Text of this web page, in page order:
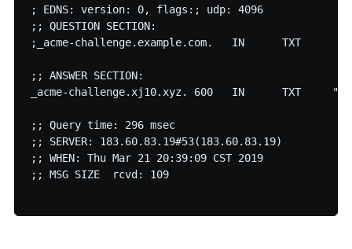
; EDNS: version: 0, flags:; udp: 4096
;; QUESTION SECTION:
;_acme-challenge.example.com.	IN	TXT
;; ANSWER SECTION:
_acme-challenge.xj10.xyz. 600	IN	TXT	"c1tiuYabTeauuA3Byjc6Sdn7vbBPjwXZkdZDnry5wvg"
;; Query time: 296 msec
;; SERVER: 183.60.83.19#53(183.60.83.19)
;; WHEN: Thu Mar 21 20:39:09 CST 2019
;; MSG SIZE  rcvd: 109